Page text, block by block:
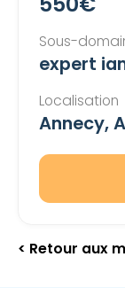
Sous-
expert
Localisation
Annecy,
< Retour aux